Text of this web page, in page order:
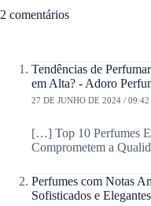
2 comentários
Tendências de
em Alta? - Adoro
27 DE JUNHO DE 2024 / 09:42
[…] Top 10 Perfumes
Comprometem a
Perfumes com Notas
Sofisticados e